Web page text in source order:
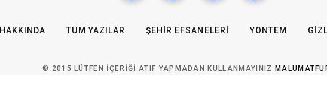
HAKKINDA TÜM YAZILAR ŞEHIR EFSANELERI YÖNTEM
© 2015 LÜTFEN IÇERIĞI ATIF YAPMADAN KULLANMAYINIZ